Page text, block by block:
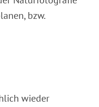
bzw.
wieder